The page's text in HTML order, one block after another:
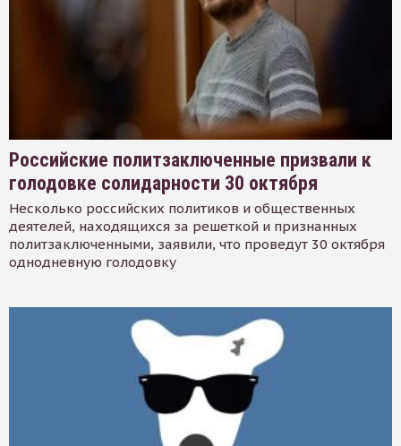
Российские политзаключенные призвали к
голодовке солидарности 30 октября
Несколько российских политиков и общественных
деятелей, находящихся за решеткой и признанных
политзаключенными, заявили, что проведут 30 октября
однодневную голодовку